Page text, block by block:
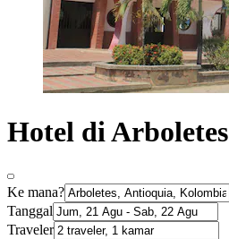
Hotel di Arboletes
Ke mana?
Tanggal
Traveler